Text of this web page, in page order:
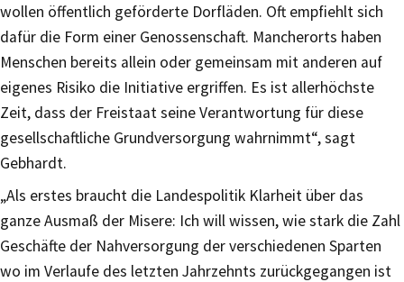
wollen öffentlich geförderte Dorfläden. Oft empfiehlt sich
dafür die Form einer Genossenschaft. Mancherorts haben
Menschen bereits allein oder gemeinsam mit anderen auf
eigenes Risiko die Initiative ergriffen. Es ist allerhöchste
Zeit, dass der Freistaat seine Verantwortung für diese
gesellschaftliche Grundversorgung wahrnimmt“, sagt
Gebhardt.
„Als erstes braucht die Landespolitik Klarheit über das
ganze Ausmaß der Misere: Ich will wissen, wie stark die Zahl
Geschäfte der Nahversorgung der verschiedenen Sparten
wo im Verlaufe des letzten Jahrzehnts zurückgegangen ist